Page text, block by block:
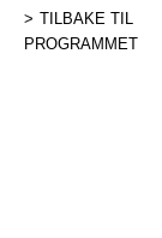
TILBAKE TIL
PROGRAMMET